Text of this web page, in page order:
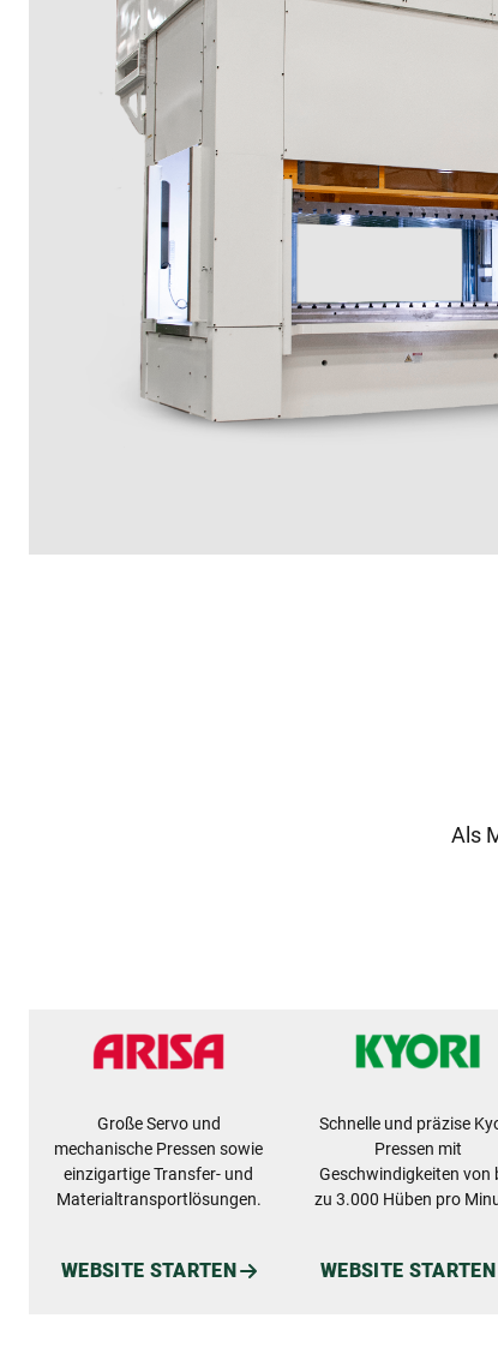
Als
Große Servo und
mechanische Pressen sowie
einzigartige Transfer- und
Materialtransportlösungen.
WEBSITE STARTEN
Schnelle und präzise
Pressen mit
Geschwindigkeiten von
zu 3.000 Hüben pro
WEBSITE STARTEN